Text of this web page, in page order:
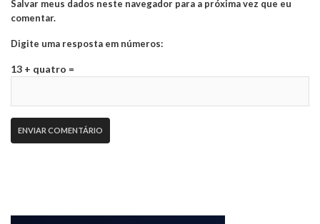
Salvar meus dados neste navegador para a próxima vez que eu
comentar.
Digite uma resposta em números:
13 + quatro =